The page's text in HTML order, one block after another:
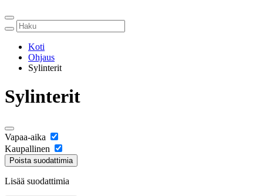
Koti
Ohjaus
Sylinterit
Sylinterit
Vapaa-aika
Kaupallinen
Poista suodattimia
Lisää suodattimia